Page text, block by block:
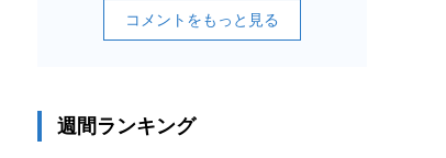
コメントをもっと見る
週間ランキング